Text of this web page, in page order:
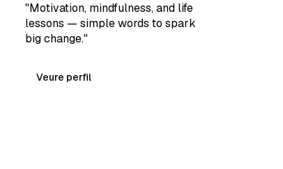
"Motivation, mindfulness, and life
lessons — simple words to spark
big change."
Veure perfil